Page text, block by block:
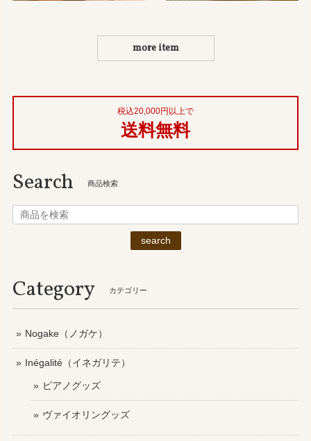
more item
税込20,000円以上で
送料無料
Search 商品検索
search
Category カテゴリー
Nogake（ノガケ）
Inégalité（イネガリテ）
ピアノグッズ
ヴァイオリングッズ